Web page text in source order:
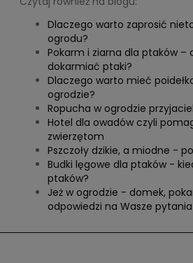
Dlaczego warto zaprosić
ogrodu?
Pokarm i ziarna dla ptaków –
dokarmiać ptaki?
Dlaczego warto mieć
ogrodzie?
Ropucha w ogrodzie
Hotel dla owadów czyli
zwierzętom
Pszczoły dzikie, a miodne -
Budki lęgowe dla ptaków -
ptaków?
Jeż w ogrodzie - domek,
odpowiedzi na Wasze